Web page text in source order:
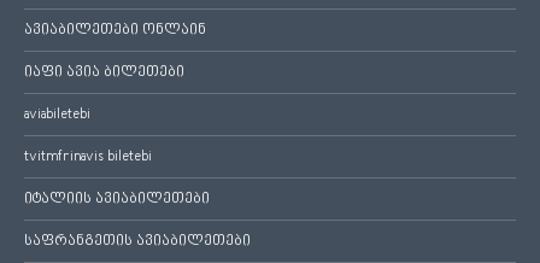
ავიაბილეთები ონლაინ
იაფი ავია ბილეთები
aviabiletebi
tvitmfrinavis biletebi
იტალიის ავიაბილეთები
საფრანგეთის ავიაბილეთები